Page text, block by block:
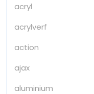
acryl
acrylverf
action
ajax
aluminium